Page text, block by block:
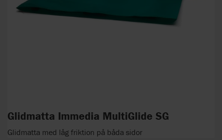
Glidmatta Immedia MultiGlide SG
Glidmatta med låg friktion på båda sidor